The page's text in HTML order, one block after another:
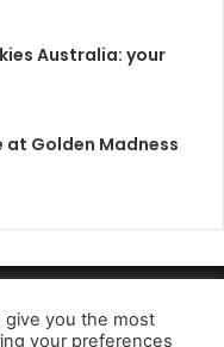
Australia: your
at Golden Madness
2022
give you the most
your preferences